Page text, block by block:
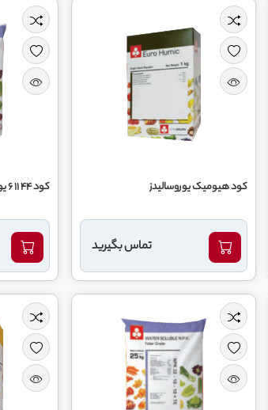
کود هیومیک یوروسالیدز
تماس بگیرید
کود 44 11 6 یوروسالیدز